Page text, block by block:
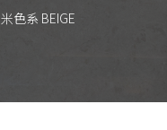
米色系 BEIGE